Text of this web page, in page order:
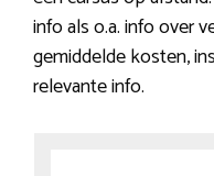
info als o.a. info over
gemiddelde kosten,
relevante info.